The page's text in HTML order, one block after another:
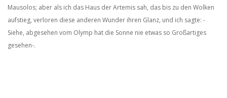
Mausolos; aber als ich das Haus der Artemis sah, das bis zu den Wolken
aufstieg, verloren diese anderen Wunder ihren Glanz, und ich sagte: -
Siehe, abgesehen vom Olymp hat die Sonne nie etwas so Großartiges
gesehen-.